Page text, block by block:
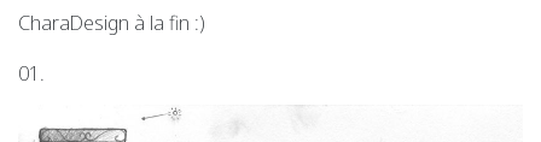
CharaDesign à la fin :)
01.